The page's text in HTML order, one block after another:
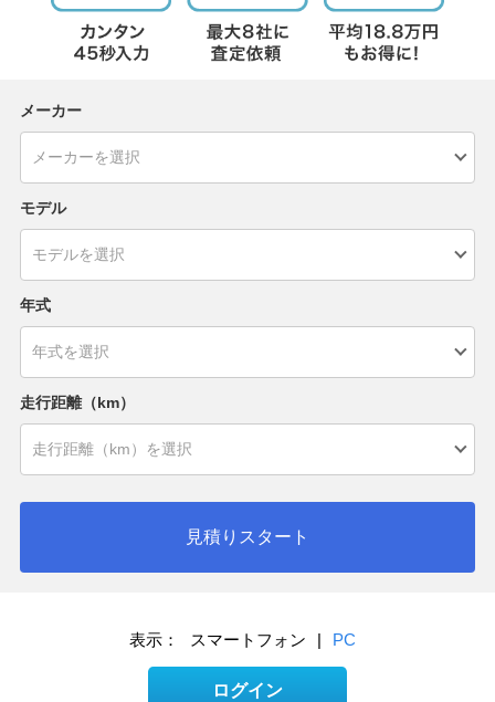
メーカー
モデル
年式
走行距離（km）
見積りスタート
表示： スマートフォン | PC
ログイン